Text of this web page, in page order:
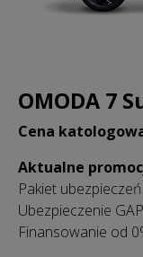
OMODA 7
Cena
Aktualne
Pakiet
Ubezpieczenie
Finansowanie od